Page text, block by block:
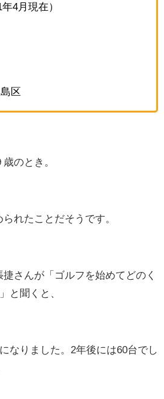
4月現在）
区
のとき。
れたことだそうです。
さんが「ゴルフを始めてどのく
と聞くと、
なりました。2年後には60台でし